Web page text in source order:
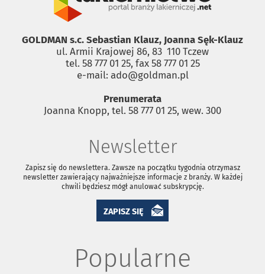
GOLDMAN s.c. Sebastian Klauz, Joanna Sęk-Klauz
ul. Armii Krajowej 86, 83 ­ 110 Tczew
tel. 58 777 01 25, fax 58 777 01 25
e-mail: ado@goldman.pl
Prenumerata
Joanna Knopp, tel. 58 777 01 25, wew. 300
Newsletter
Zapisz się do newslettera. Zawsze na początku tygodnia otrzymasz
newsletter zawierający najważniejsze informacje z branży. W każdej
chwili będziesz mógł anulować subskrypcję.
ZAPISZ SIĘ
Popularne